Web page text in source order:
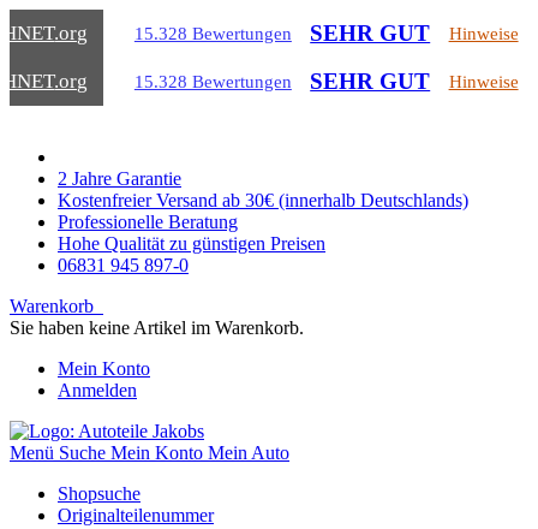
.org 15.328 Bewertungen SEHR GUT Hinweise
.org 15.328 Bewertungen SEHR GUT Hinweise
2 Jahre Garantie
Kostenfreier Versand ab 30€ (innerhalb Deutschlands)
Professionelle Beratung
Hohe Qualität zu günstigen Preisen
06831 945 897-0
Warenkorb
Sie haben keine Artikel im Warenkorb.
Mein Konto
Anmelden
Menü Suche Mein Konto Mein Auto
Shopsuche
Originalteilenummer